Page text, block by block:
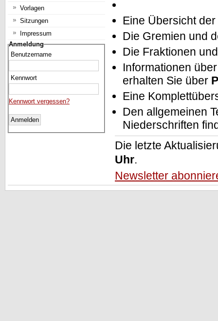
Vorlagen
Sitzungen
Impressum
Anmeldung
Benutzername
Kennwort
Kennwort vergessen?
Eine Übersicht
Die Gremien und
Die Fraktionen
Informationen
erhalten Sie über
Eine
Den allgemeinen
Niederschriften
Die letzte
Uhr.
Newsletter